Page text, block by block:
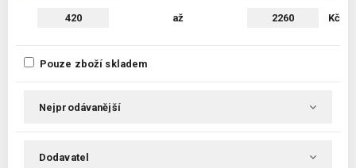
až Kč
Pouze zboží skladem